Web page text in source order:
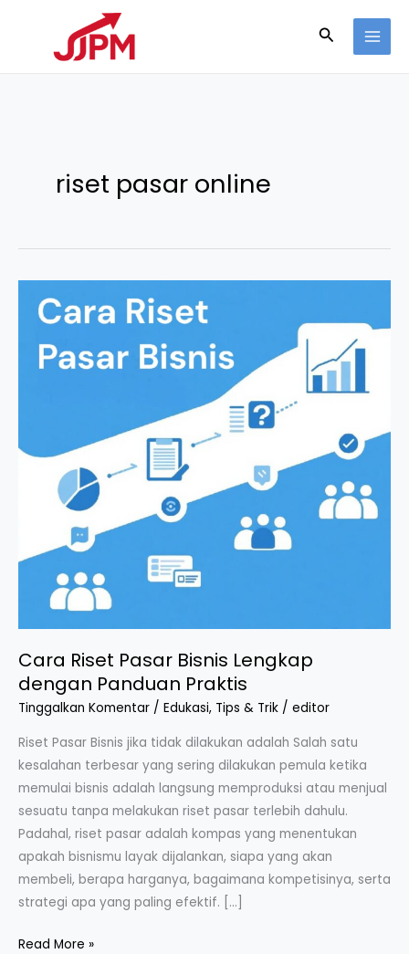
Cari
riset pasar online
Cara Riset Pasar Bisnis Lengkap
dengan Panduan Praktis
Tinggalkan Komentar / Edukasi, Tips & Trik / editor
Riset Pasar Bisnis jika tidak dilakukan adalah Salah satu
kesalahan terbesar yang sering dilakukan pemula ketika
memulai bisnis adalah langsung memproduksi atau menjual
sesuatu tanpa melakukan riset pasar terlebih dahulu.
Padahal, riset pasar adalah kompas yang menentukan
apakah bisnismu layak dijalankan, siapa yang akan
membeli, berapa harganya, bagaimana kompetisinya, serta
strategi apa yang paling efektif. […]
Riset
Bisnis
Praktis
Read More »